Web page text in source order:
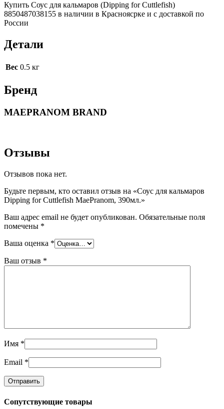
Купить Соус для кальмаров (Dipping for Cuttlefish)
8850487038155 в наличии в Красноясрке и с доставкой по
России
Детали
Вес 0.5 кг
Бренд
MAEPRANOM BRAND
Отзывы
Отзывов пока нет.
Будьте первым, кто оставил отзыв на «Соус для кальмаров
Dipping for Cuttlefish MaePranom, 390мл.»
Ваш адрес email не будет опубликован. Обязательные поля
помечены *
Ваша оценка *
Ваш отзыв *
Имя *
Email *
Сопутствующие товары